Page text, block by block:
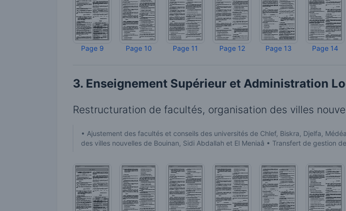
Page 9 Page 10 Page 11 Page 12 Page 13 Page 14
3. Enseignement Supérieur et Administration
Restructuration de facultés, organisation des villes
• Ajustement des facultés et conseils des universités de Chlef, Biskra, Djelfa,
des villes nouvelles de Bouinan, Sidi Abdallah et El Meniaâ • Transfert de gestion